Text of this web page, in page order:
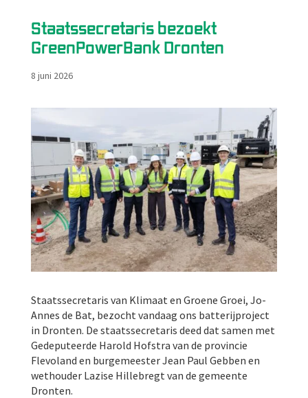
Staatssecretaris bezoekt
GreenPowerBank Dronten
8 juni 2026
Staatssecretaris van Klimaat en Groene Groei, Jo-
Annes de Bat, bezocht vandaag ons batterijproject
in Dronten. De staatssecretaris deed dat samen met
Gedeputeerde Harold Hofstra van de provincie
Flevoland en burgemeester Jean Paul Gebben en
wethouder Lazise Hillebregt van de gemeente
Dronten.